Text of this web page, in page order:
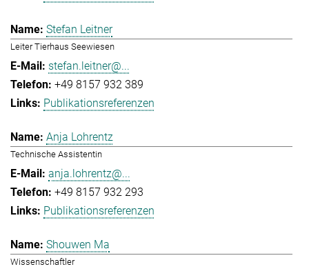
Stefan Leitner
Leiter Tierhaus Seewiesen
stefan.leitner@...
+49 8157 932 389
Publikationsreferenzen
Anja Lohrentz
Technische Assistentin
anja.lohrentz@...
+49 8157 932 293
Publikationsreferenzen
Shouwen Ma
Wissenschaftler